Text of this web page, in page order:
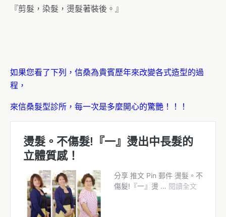
『剪髮，染髮，燙髮著裝後。』
如果您看了下列，信桑為貴賓歷年來改變各式造型的過
程，
來信桑髮型診所，每一次是多麼開心的驚艷！！！